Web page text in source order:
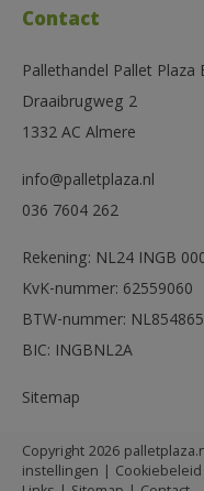
Contact
Pallethandel Pallet Plaza
Draaibrugweg 2
1332 AC Almere
info@palletplaza.nl
036 7604 262
Rekening: NL24 INGB
KvK-nummer: 62559060
BTW-nummer:
BIC: INGBNL2A
Sitemap
Copyright 2026
instellingen | Cookiebeleid